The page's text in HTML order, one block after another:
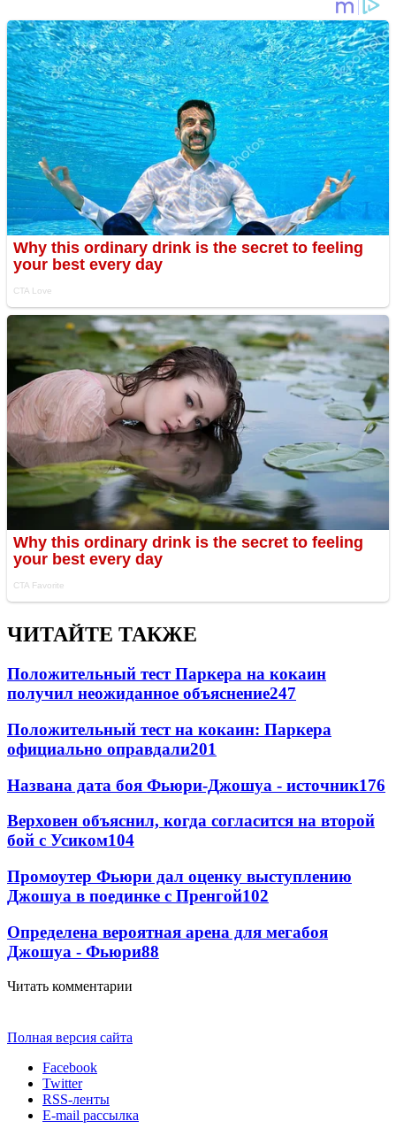
ЧИТАЙТЕ ТАКЖЕ
Положительный тест Паркера на кокаин
получил неожиданное объяснение247
Положительный тест на кокаин: Паркера
официально оправдали201
Названа дата боя Фьюри-Джошуа - источник176
Верховен объяснил, когда согласится на второй
бой с Усиком104
Промоутер Фьюри дал оценку выступлению
Джошуа в поединке с Пренгой102
Определена вероятная арена для мегабоя
Джошуа - Фьюри88
Читать комментарии
Полная версия сайта
Facebook
Twitter
RSS-ленты
E-mail рассылка